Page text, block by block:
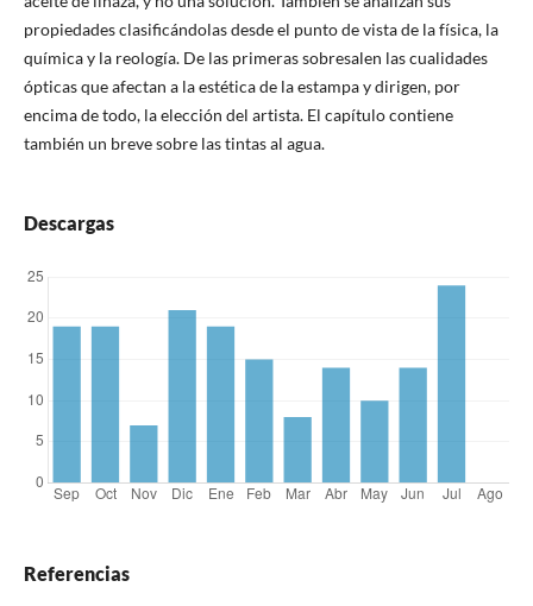
propiedades clasificándolas desde el punto de vista de la física, la
química y la reología. De las primeras sobresalen las cualidades
ópticas que afectan a la estética de la estampa y dirigen, por
encima de todo, la elección del artista. El capítulo contiene
también un breve sobre las tintas al agua.
Descargas
Referencias